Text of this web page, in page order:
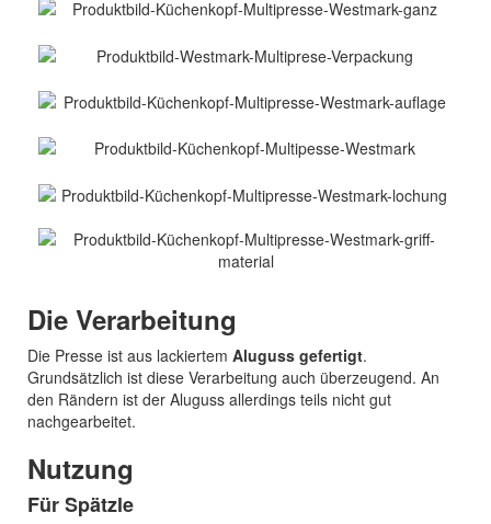
Die Verarbeitung
Die Presse ist aus lackiertem Aluguss gefertigt.
Grundsätzlich ist diese Verarbeitung auch überzeugend. An
den Rändern ist der Aluguss allerdings teils nicht gut
nachgearbeitet.
Nutzung
Für Spätzle